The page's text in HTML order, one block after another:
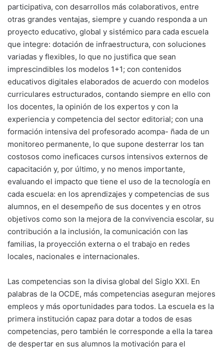
participativa, con desarrollos más colaborativos, entre
otras grandes ventajas, siempre y cuando responda a un
proyecto educativo, global y sistémico para cada escuela
que integre: dotación de infraestructura, con soluciones
variadas y flexibles, lo que no justifica que sean
imprescindibles los modelos 1+1; con contenidos
educativos digitales elaborados de acuerdo con modelos
curriculares estructurados, contando siempre en ello con
los docentes, la opinión de los expertos y con la
experiencia y competencia del sector editorial; con una
formación intensiva del profesorado acompa- ñada de un
monitoreo permanente, lo que supone desterrar los tan
costosos como ineficaces cursos intensivos externos de
capacitación y, por último, y no menos importante,
evaluando el impacto que tiene el uso de la tecnología en
cada escuela: en los aprendizajes y competencias de sus
alumnos, en el desempeño de sus docentes y en otros
objetivos como son la mejora de la convivencia escolar, su
contribución a la inclusión, la comunicación con las
familias, la proyección externa o el trabajo en redes
locales, nacionales e internacionales.
Las competencias son la divisa global del Siglo XXI. En
palabras de la OCDE, más competencias aseguran mejores
empleos y más oportunidades para todos. La escuela es la
primera institución capaz para dotar a todos de esas
competencias, pero también le corresponde a ella la tarea
de despertar en sus alumnos la motivación para el